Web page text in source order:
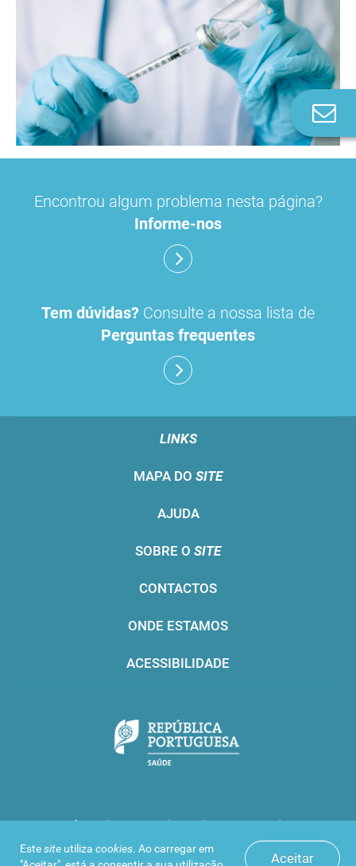
Aceitar
Estesite utiliza cookies. Ao carregar em
Encontrou algum problema nesta página?
Informe-nos
Tem dúvidas? Consulte a nossa lista de
Perguntas frequentes
LINKS
MAPA DO SITE
AJUDA
SOBRE O SITE
CONTACTOS
ONDE ESTAMOS
ACESSIBILIDADE
Infarmed © 2016. Todos os direitos reservados